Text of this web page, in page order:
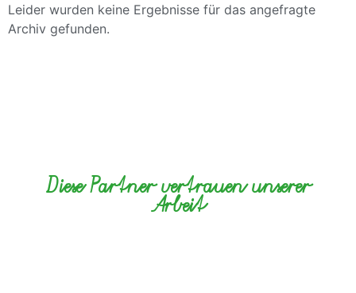
Leider wurden keine Ergebnisse für das angefragte
Archiv gefunden.
Diese Partner vertrauen unserer
Arbeit